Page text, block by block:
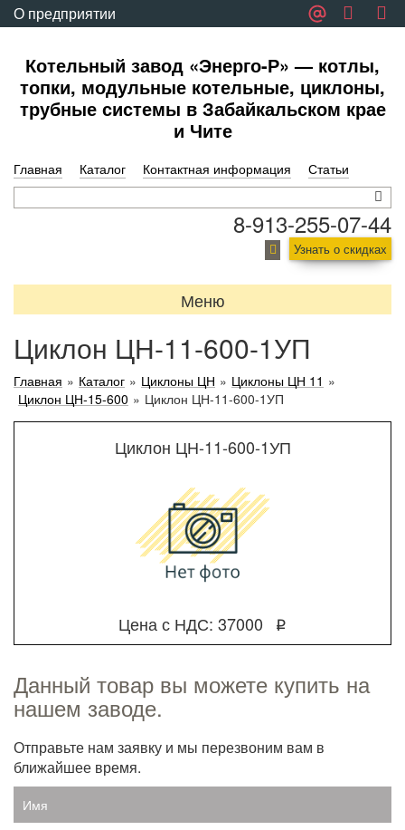
О предприятии
Котельный завод «Энерго-Р» — котлы,
топки, модульные котельные, циклоны,
трубные системы в Забайкальском крае
и Чите
Главная Каталог Контактная информация Статьи
8-913-255-07-44
Узнать о скидках
Меню
Циклон ЦН-11-600-1УП
Главная » Каталог » Циклоны ЦН » Циклоны ЦН 11 »
Циклон ЦН-15-600 » Циклон ЦН-11-600-1УП
Циклон ЦН-11-600-1УП
Цена с НДС: 37000 q
Данный товар вы можете купить на
нашем заводе.
Отправьте нам заявку и мы перезвоним вам в
ближайшее время.
Имя